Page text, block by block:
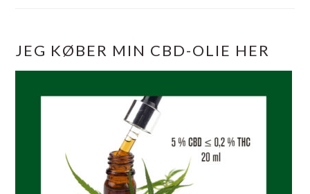
JEG KØBER MIN CBD-OLIE HER